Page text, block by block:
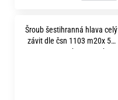
Šroub šestihranná hlava celý
závit dle čsn 1103 m20x 50
pevnost 5.8 bez povrchu